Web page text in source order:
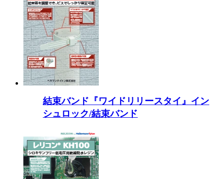
結束バンド『ワイドリリースタイ』イン
シュロック/結束バンド